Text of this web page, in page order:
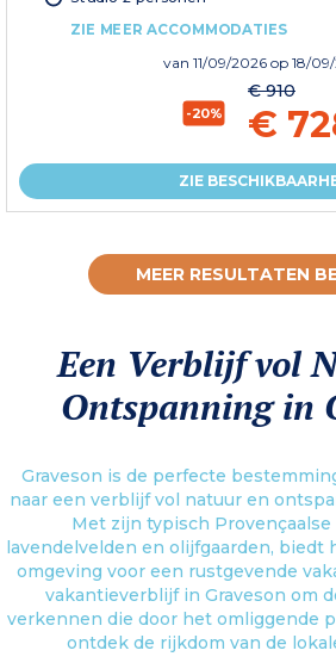
ZIE MEER ACCOMMODATIES
van 11/09/2026 op 18/
-20%
€ 910
€
ZIE
MEER RESULTATEN
Een Verblijf vol
Ontspanning in
Graveson is de perfecte
naar een verblijf vol natuur en
Met zijn typisch
lavendelvelden en olijfgaarden, biedt
omgeving voor een rustgevende
vakantieverblijf in Graveson om
verkennen die door het omliggende
ontdek de rijkdom van de